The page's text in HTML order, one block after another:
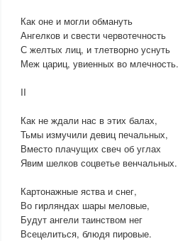
Как оне и могли обмануть
Ангелков и свести червотечность
С желтых лиц, и тлетворно уснуть
Меж цариц, увиенных во млечность.
II
Как не ждали нас в этих балах,
Тьмы измучили девиц печальных,
Вместо плачущих свеч об углах
Явим шелков соцветье венчальных.
Картонажные яства и снег,
Во гирляндах шары меловые,
Будут ангели таинством нег
Всецелиться, блюдя пировые.